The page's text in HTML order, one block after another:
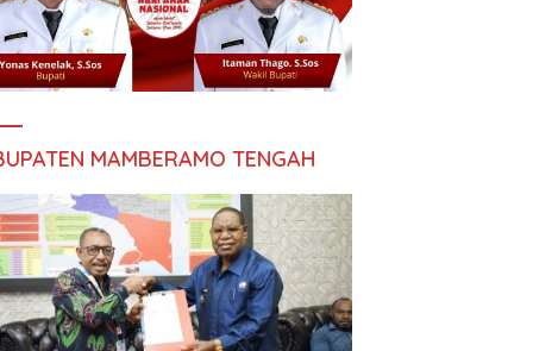
MAMBERAMO TENGAH